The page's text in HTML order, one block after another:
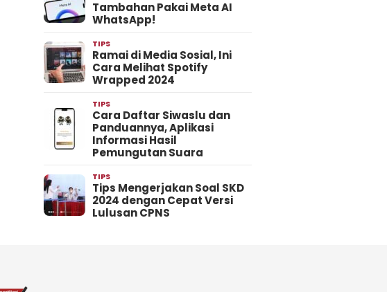
Tambahan Pakai Meta AI
WhatsApp!
TIPS
Ramai di Media Sosial, Ini
Cara Melihat Spotify
Wrapped 2024
TIPS
Cara Daftar Siwaslu dan
Panduannya, Aplikasi
Informasi Hasil
Pemungutan Suara
TIPS
Tips Mengerjakan Soal SKD
2024 dengan Cepat Versi
Lulusan CPNS